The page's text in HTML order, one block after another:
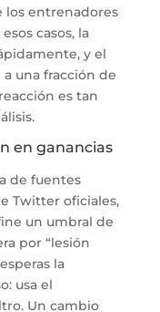
los entrenadores
casos, la
y el
una fracción de
es tan
en ganancias
de fuentes
Twitter oficiales,
un umbral de
por “lesión
la
usa el
Un cambio